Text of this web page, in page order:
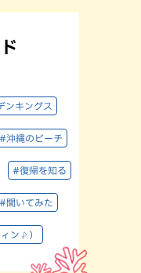
ンキングス
#沖縄のビーチ
#復帰を知る
#聞いてみた
ン♪）